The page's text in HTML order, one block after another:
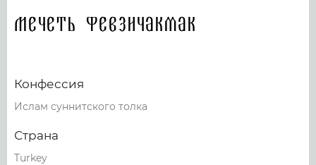
Мечеть Февзичакмак
Конфессия
Ислам суннитского толка
Страна
Turkey